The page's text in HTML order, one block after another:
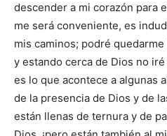
descender a mi corazón para
me será conveniente, es
mis caminos; podré
y estando cerca de Dios no
es lo que acontece a algunas
de la presencia de Dios y de
están llenas de ternura y de